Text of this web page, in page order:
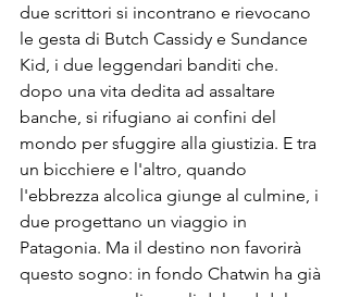
due scrittori si incontrano e rievocano
le gesta di Butch Cassidy e Sundance
Kid, i due leggendari banditi che.
dopo una vita dedita ad assaltare
banche, si rifugiano ai confini del
mondo per sfuggire alla giustizia. E tra
un bicchiere e l'altro, quando
l'ebbrezza alcolica giunge al culmine, i
due progettano un viaggio in
Patagonia. Ma il destino non favorirà
questo sogno: in fondo Chatwin ha già